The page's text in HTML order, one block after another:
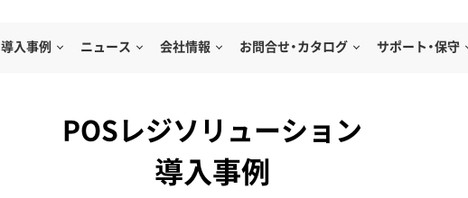
導入事例 ニュース 会社情報 お問合せ・カタログ サポート・保守
POSレジソリューション
導入事例